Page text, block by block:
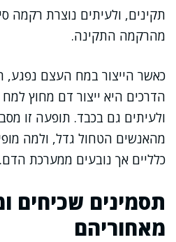
תקינים, ולעיתים נוצרת רקמה
מהרקמה התקינה.
כאשר הייצור במח העצם נפגע,
הדרכים היא ייצור דם מחוץ
ולעיתים גם בכבד. תופעה זו
מהאנשים הטחול גדל, ולמה
כלליים אך נובעים ממערכת הדם.
תסמינים שכיחים
מאחוריהם